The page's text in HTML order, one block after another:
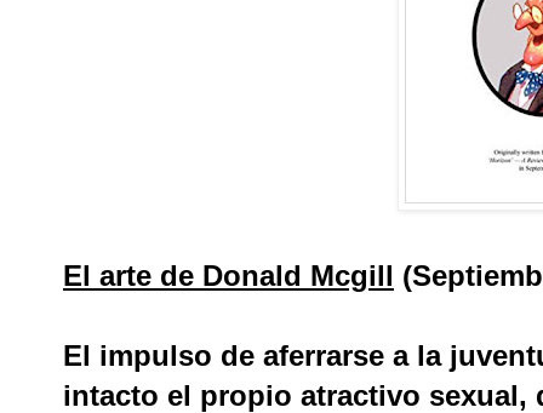
El arte de Donald Mcgill
El impulso de aferrarse a la
intacto el propio atractivo sexual,